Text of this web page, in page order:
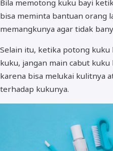
Bila memotong kuku bayi
bisa meminta bantuan orang
memangkunya agar tidak
Selain itu, ketika potong
kuku, jangan main cabut
karena bisa melukai kulitnya
terhadap kukunya.